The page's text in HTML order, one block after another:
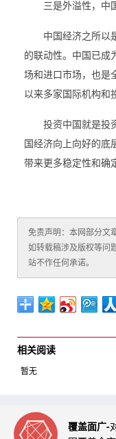
三是外溢性，中
中国经济之所以
的联动性。中国已成
场和进口市场，也是
以来多家国际机构和
投资中国就是投
国经济向上向好的底
带来更多稳定性和确
免责声明：本网部分文
如转载稿涉及版权等问
站不作任何承诺。
相关阅读
暂无
覆盖面广-